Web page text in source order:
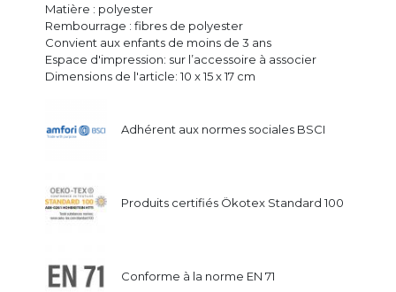
Matière : polyester
Rembourrage : fibres de polyester
Convient aux enfants de moins de 3 ans
Espace d'impression: sur l’accessoire à associer
Dimensions de l'article: 10 x 15 x 17 cm
Adhérent aux normes sociales BSCI
Produits certifiés Ökotex Standard 100
Conforme à la norme EN 71